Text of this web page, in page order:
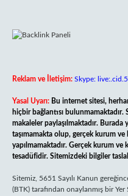
Reklam ve İletişim: Skype:
Yasal Uyarı: Bu internet sitesi,
hiçbir bağlantısı bulunmamaktadır.
makaleler paylaşılmaktadır.
taşımamakta olup, gerçek kurum ve
yapılmamaktadır. Gerçek kurum
tesadüfidir. Sitemizdeki bilgiler
Sitemiz, 5651 Sayılı Kanun
(BTK) tarafından onaylanmış bir